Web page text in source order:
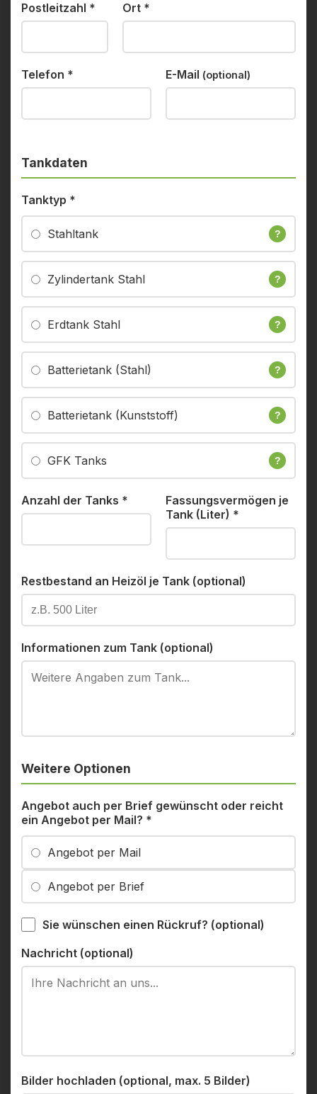
Postleitzahl * Ort *
Telefon * E-Mail (optional)
Tankdaten
Tanktyp *
Stahltank ?
Zylindertank Stahl ?
Erdtank Stahl ?
Batterietank (Stahl) ?
Batterietank (Kunststoff) ?
GFK Tanks ?
Anzahl der Tanks *
Fassungsvermögen je
Tank (Liter) *
Restbestand an Heizöl je Tank (optional)
Informationen zum Tank (optional)
Weitere Optionen
Angebot auch per Brief gewünscht oder reicht
ein Angebot per Mail? *
Angebot per Mail
Angebot per Brief
Sie wünschen einen Rückruf? (optional)
Nachricht (optional)
Bilder hochladen (optional, max. 5 Bilder)